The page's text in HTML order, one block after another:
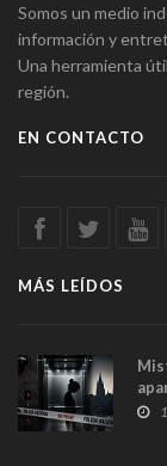
Somos un medio
información y
Una herramienta
región.
EN CONTACTO
MÁS LEÍDOS
y